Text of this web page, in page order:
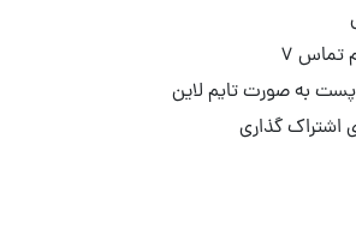
تماس ۷
پست به صورت تایم لاین
اشتراک گذاری